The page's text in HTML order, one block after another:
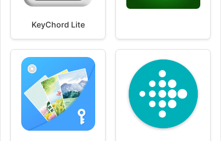
KeyChord Lite